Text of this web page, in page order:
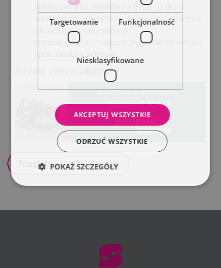
Niespożywaniu posiłków
na trenie centrum
handlowego. Zachęcamy dozakupów na wynos
Stosowaniu się do
komunikatóworaz
zaleceń pracowników ochrony
i pracowników sklepów.
Życzymy udanych zakupów!
Przeglądaj wszystkie promocje
Targetowanie Funkcjonalność
Niesklasyfikowane
AKCEPTUJ WSZYSTKIE
ODRZUĆ WSZYSTKIE
POKAŻ SZCZEGÓŁY